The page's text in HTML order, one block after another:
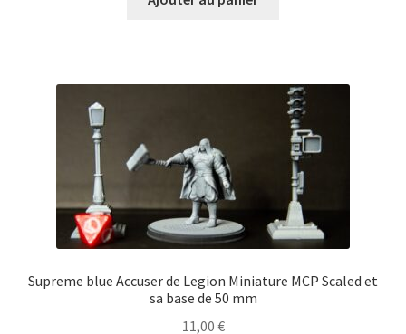
Supreme blue Accuser de Legion Miniature MCP Scaled et
sa base de 50 mm
11,00 €